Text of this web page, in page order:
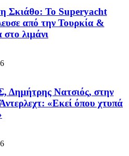
Σκιάθο: Το Superyacht
από την Τουρκία &
λιμάνι
Δημήτρης Νατσιός, στην
«Εκεί όπου χτυπά